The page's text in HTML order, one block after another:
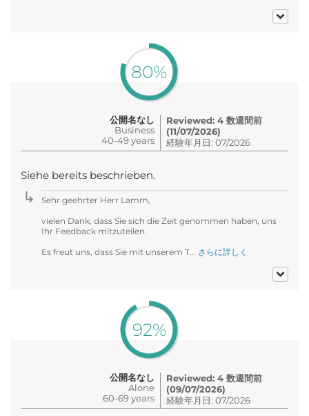
80%
公開名なし
Business
40-49 years
Reviewed: 4 数週間前
(11/07/2026)
経験年月日: 07/2026
Siehe bereits beschrieben.
Sehr geehrter Herr Lamm,
vielen Dank, dass Sie sich die Zeit genommen haben, uns
Ihr Feedback mitzuteilen.
Es freut uns, dass Sie mit unserem T... さらに詳しく
92%
公開名なし
Alone
60-69 years
Reviewed: 4 数週間前
(09/07/2026)
経験年月日: 07/2026